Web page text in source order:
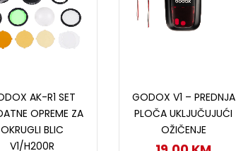
AK-R1 SET
OPREME ZA
OKRUGLI BLIC
V1/H200R
GODOX V1 – PREDNJA
PLOČA UKLJUČUJUĆI
OŽIČENJE